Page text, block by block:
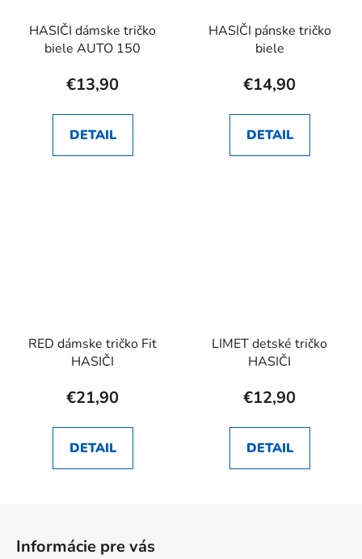
HASIČI dámske tričko
biele AUTO 150
€13,90
DETAIL
HASIČI pánske tričko
biele
€14,90
DETAIL
RED dámske tričko Fit
HASIČI
€21,90
DETAIL
LIMET detské tričko
HASIČI
€12,90
DETAIL
Informácie pre vás